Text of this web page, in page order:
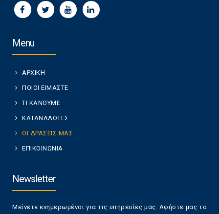
Menu
ΑΡΧΙΚΗ
ΠΟΙΟΙ ΕΙΜΑΣΤΕ
ΤΙ ΚΑΝΟΥΜΕ
ΚΑΤΑΝΑΛΩΤΕΣ
ΟΙ ΔΡΑΣΕΙΣ ΜΑΣ
ΕΠΙΚΟΙΝΩΝΙΑ
Newsletter
Μείνετε ενημερωμένοι για τις υπηρεσίες μας. Αφήστε μας το